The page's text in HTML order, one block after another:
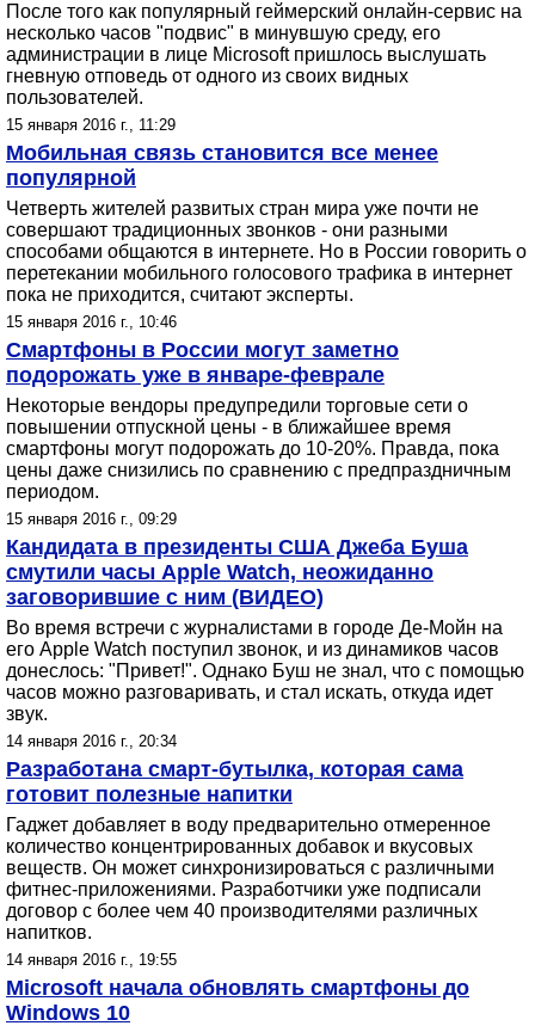
После того как популярный геймерский онлайн-сервис на
несколько часов "подвис" в минувшую среду, его
администрации в лице Microsoft пришлось выслушать
гневную отповедь от одного из своих видных
пользователей.
15 января 2016 г., 11:29
Мобильная связь становится все менее
популярной
Четверть жителей развитых стран мира уже почти не
совершают традиционных звонков - они разными
способами общаются в интернете. Но в России говорить о
перетекании мобильного голосового трафика в интернет
пока не приходится, считают эксперты.
15 января 2016 г., 10:46
Смартфоны в России могут заметно
подорожать уже в январе-феврале
Некоторые вендоры предупредили торговые сети о
повышении отпускной цены - в ближайшее время
смартфоны могут подорожать до 10-20%. Правда, пока
цены даже снизились по сравнению с предпраздничным
периодом.
15 января 2016 г., 09:29
Кандидата в президенты США Джеба Буша
смутили часы Apple Watch, неожиданно
заговорившие с ним (ВИДЕО)
Во время встречи с журналистами в городе Де-Мойн на
его Apple Watch поступил звонок, и из динамиков часов
донеслось: "Привет!". Однако Буш не знал, что с помощью
часов можно разговаривать, и стал искать, откуда идет
звук.
14 января 2016 г., 20:34
Разработана смарт-бутылка, которая сама
готовит полезные напитки
Гаджет добавляет в воду предварительно отмеренное
количество концентрированных добавок и вкусовых
веществ. Он может синхронизироваться с различными
фитнес-приложениями. Разработчики уже подписали
договор с более чем 40 производителями различных
напитков.
14 января 2016 г., 19:55
Microsoft начала обновлять смартфоны до
Windows 10